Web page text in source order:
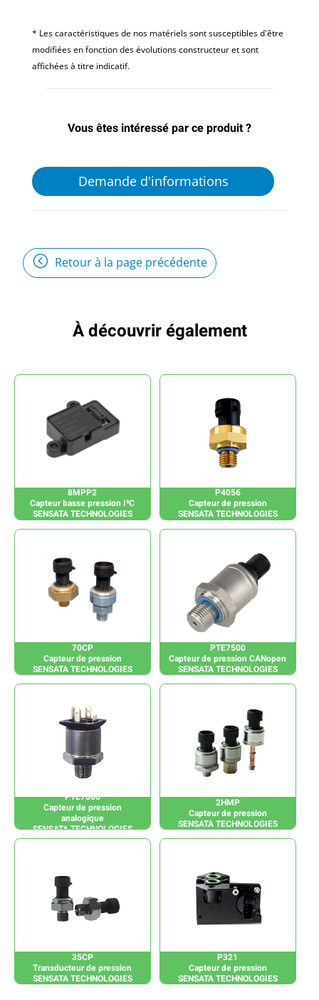
* Les caractéristiques de nos matériels sont susceptibles d'être
modifiées en fonction des évolutions constructeur et sont
affichées à titre indicatif.
Vous êtes intéressé par ce produit ?
Demande d'informations
Retour à la page précédente
À découvrir également
8MPP2
Capteur basse pression I²C
SENSATA TECHNOLOGIES
P4056
Capteur de pression
SENSATA TECHNOLOGIES
70CP
Capteur de pression
SENSATA TECHNOLOGIES
PTE7500
Capteur de pression CANopen
SENSATA TECHNOLOGIES
PTE7000
Capteur de pression
analogique
SENSATA TECHNOLOGIES
2HMP
Capteur de pression
SENSATA TECHNOLOGIES
35CP
Transducteur de pression
SENSATA TECHNOLOGIES
P321
Capteur de pression
SENSATA TECHNOLOGIES